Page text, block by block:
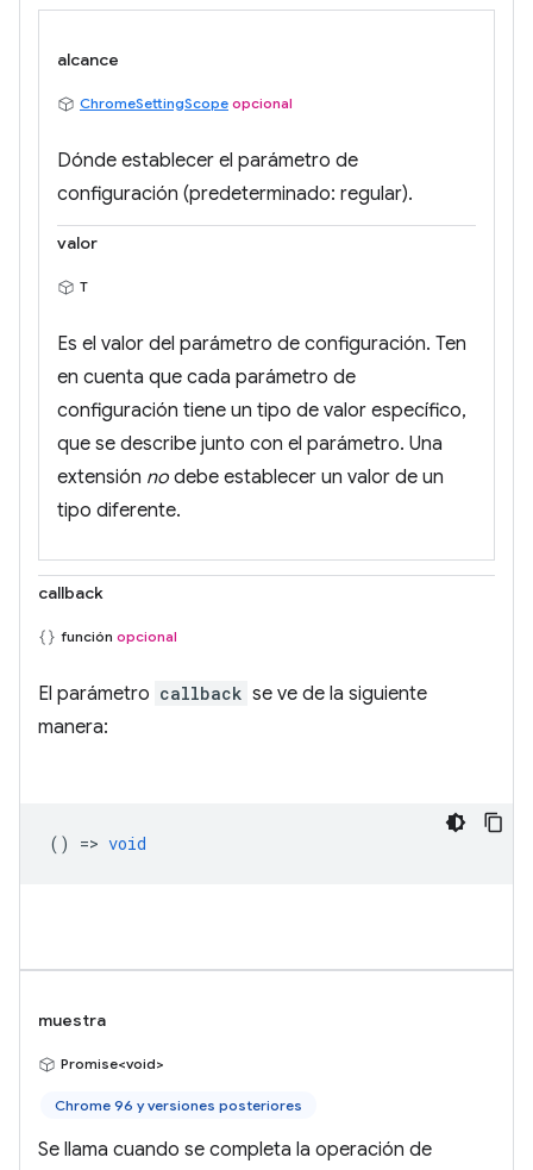
alcance
ChromeSettingScope opcional
Dónde establecer el parámetro de
configuración (predeterminado: regular).
valor
T
Es el valor del parámetro de configuración. Ten
en cuenta que cada parámetro de
configuración tiene un tipo de valor específico,
que se describe junto con el parámetro. Una
extensión no debe establecer un valor de un
tipo diferente.
callback
función opcional
El parámetro callback se ve de la siguiente
manera:
() => void
muestra
Promise<void>
Chrome 96 y versiones posteriores
Se llama cuando se completa la operación de